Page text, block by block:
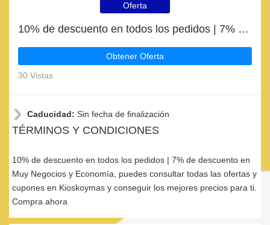
Oferta
10% de descuento en todos los pedidos | 7% de descuento en Muy Negocios y Economía
Obtener Oferta
30 Vistas
Caducidad: Sin fecha de finalización
TÉRMINOS Y CONDICIONES
10% de descuento en todos los pedidos | 7% de descuento en
Muy Negocios y Economía, puedes consultar todas las ofertas y
cupones en Kioskoymas y conseguir los mejores precios para ti.
Compra ahora